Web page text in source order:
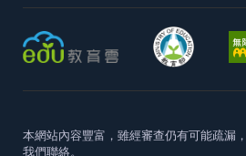
本網站內容豐富，雖經審查仍有可能疏漏，
我們聯絡。